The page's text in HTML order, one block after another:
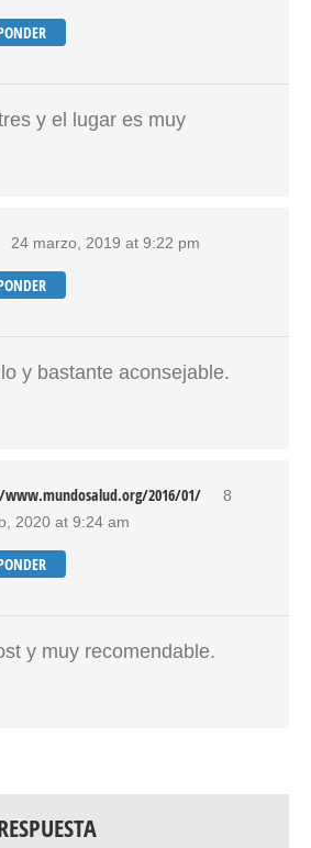
y el lugar es muy
24 marzo, 2019 at 9:22 pm
y bastante aconsejable.
2016/01/
8
2020 at 9:24 am
y muy recomendable.